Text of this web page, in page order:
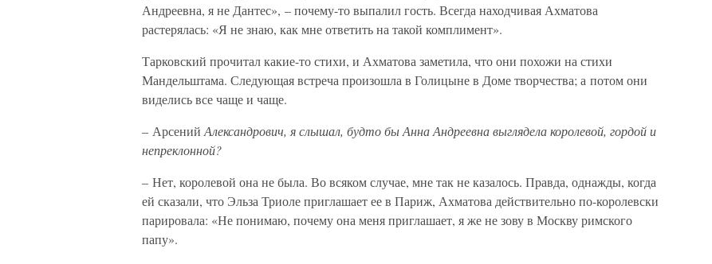
Андреевна, я не Дантес», – почему-то выпалил гость. Всегда находчивая Ахматова
растерялась: «Я не знаю, как мне ответить на такой комплимент».
Тарковский прочитал какие-то стихи, и Ахматова заметила, что они похожи на стихи
Мандельштама. Следующая встреча произошла в Голицыне в Доме творчества; а потом они
виделись все чаще и чаще.
– Арсений Александрович, я слышал, будто бы Анна Андреевна выглядела королевой, гордой и
непреклонной?
– Нет, королевой она не была. Во всяком случае, мне так не казалось. Правда, однажды, когда
ей сказали, что Эльза Триоле приглашает ее в Париж, Ахматова действительно по-королевски
парировала: «Не понимаю, почему она меня приглашает, я же не зову в Москву римского
папу».